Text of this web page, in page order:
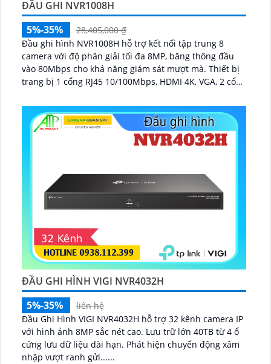
ĐẦU GHI NVR1008H
5%-35%
28,405,000 ₫
Đầu ghi hình NVR1008H hỗ trợ kết nối tập trung 8
camera với độ phân giải tối đa 8MP, băng thông đầu
vào 80Mbps cho khả năng giám sát mượt mà. Thiết bị
trang bị 1 cổng RJ45 10/100Mbps, HDMI 4K, VGA, 2 cổng
ĐẦU GHI HÌNH VIGI NVR4032H
5%-35%
liên hệ
Đầu Ghi Hình VIGI NVR4032H hỗ trợ 32 kênh camera IP
với hình ảnh 8MP sắc nét cao. Lưu trữ lớn 40TB từ 4 ổ
cứng lưu dữ liệu dài hạn. Phát hiện chuyển động xâm
nhập vượt ranh gửi......